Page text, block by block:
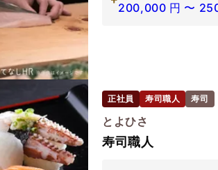
200,000 円 〜
正社員 寿司職人 寿司
とよひさ
寿司職人